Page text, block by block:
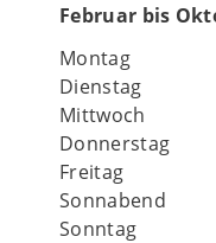
Februar bis
Montag
Dienstag
Mittwoch
Donnerstag
Freitag
Sonnabend
Sonntag